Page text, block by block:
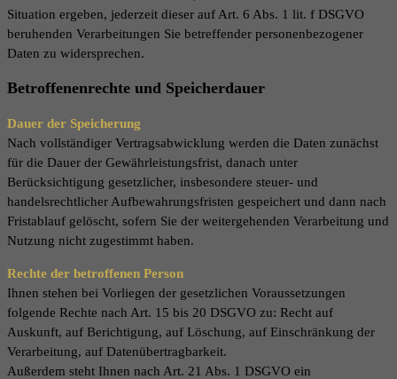
Situation ergeben, jederzeit dieser auf Art. 6 Abs. 1 lit. f DSGVO
beruhenden Verarbeitungen Sie betreffender personenbezogener
Daten zu widersprechen.
Betroffenenrechte und Speicherdauer
Dauer der Speicherung
Nach vollständiger Vertragsabwicklung werden die Daten zunächst
für die Dauer der Gewährleistungsfrist, danach unter
Berücksichtigung gesetzlicher, insbesondere steuer- und
handelsrechtlicher Aufbewahrungsfristen gespeichert und dann nach
Fristablauf gelöscht, sofern Sie der weitergehenden Verarbeitung und
Nutzung nicht zugestimmt haben.
Rechte der betroffenen Person
Ihnen stehen bei Vorliegen der gesetzlichen Voraussetzungen
folgende Rechte nach Art. 15 bis 20 DSGVO zu: Recht auf
Auskunft, auf Berichtigung, auf Löschung, auf Einschränkung der
Verarbeitung, auf Datenübertragbarkeit.
Außerdem steht Ihnen nach Art. 21 Abs. 1 DSGVO ein